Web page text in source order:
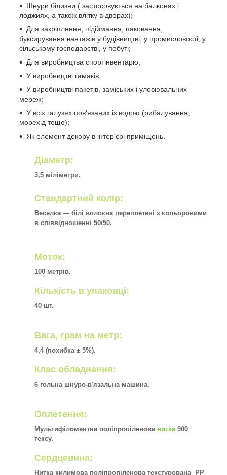
Шнури білизни ( застосовується на балконах і
лоджиях, а також влітку в дворах);
Для закріплення, підіймання, паковання,
буксирування вантажів у будівництві, у промисловості, у
сільському господарстві, у побуті;
Для виробництва спортінвентарю;
У виробництві гамаків;
У виробництві пакетів, заміських і уловювальних
мереж;
У всіх галузях пов'язаних із водою (рибалування,
морехід тощо);
Як елемент декору в інтер'єрі приміщень.
Діаметр:
3,5 міліметри.
Стандартний колір:
Веселка — білі волокна переплетені з кольоровими
в співвідношенні 50/50.
Моток:
100 метрів.
Кількість в упаковці:
40 шт.
Вага, грам на метр:
4,4 (похибка ± 5%).
Клас обладнання:
6 гольна шнуро-в'язальна машина.
Оплетення:
Мультифіломентна поліпропіленова нитка900
тексу.
Сердцевина:
Нитка килимова поліпропіленова текстурована PP